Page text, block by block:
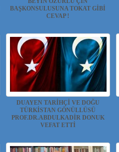
BAŞKONSULUSUNA TOKAT GİBİ
CEVAP !
DUAYEN TARİHÇİ VE DOĞU
TÜRKİSTAN GÖNÜLLÜSÜ
PROF.DR.ABDULKADİR DONUK
VEFAT ETTİ